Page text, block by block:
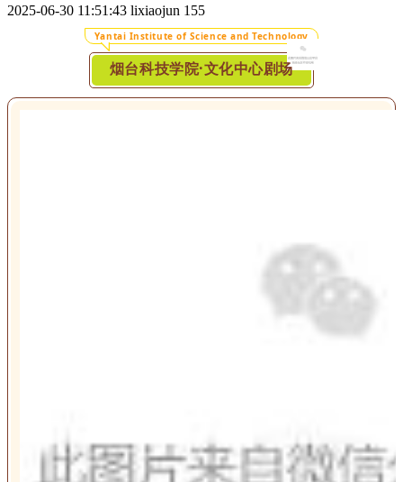
2025-06-30 11:51:43 lixiaojun 155
Yantai Institute of Science and Technology
烟台科技学院·文化中心剧场